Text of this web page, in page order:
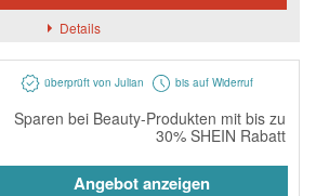
Details
überprüft von Julian bis auf Widerruf
Sparen bei Beauty-Produkten mit bis zu
30% SHEIN Rabatt
Angebot anzeigen